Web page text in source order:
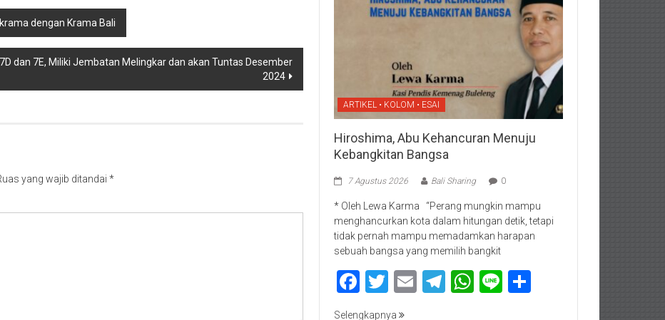
dengan Krama Bali
dan 7E, Miliki Jembatan Melingkar dan akan Tuntas Desember
2024
yang wajib ditandai *
ARTIKEL • KOLOM • ESAI
Hiroshima, Abu Kehancuran Menuju
Kebangkitan Bangsa
7 Agustus 2026 Bali Sharing 0
* Oleh Lewa Karma “Perang mungkin mampu
menghancurkan kota dalam hitungan detik, tetapi
tidak pernah mampu memadamkan harapan
sebuah bangsa yang memilih bangkit
Facebook
Twitter
EmailTelegram
WhatsApp
Line
Selengkapnya